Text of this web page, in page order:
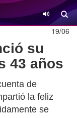
19/06
su
43 años
de
la feliz
se